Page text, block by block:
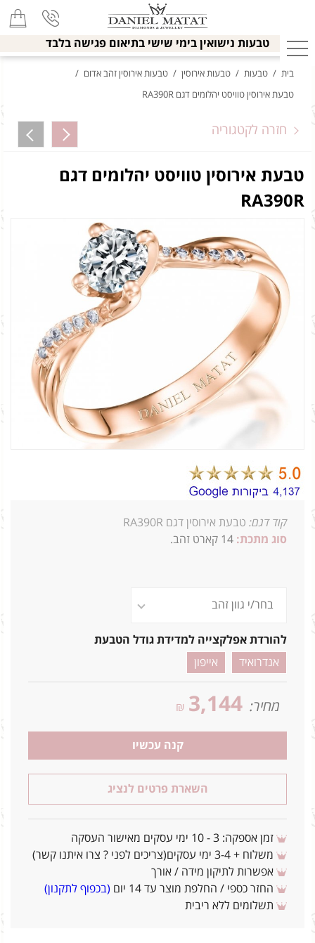
טבעות נישואין בימי שישי בתיאום פגישה בלבד
בית / טבעות / טבעות אירוסין / טבעות אירוסין זהב אדום /
טבעת אירוסין טוויסט יהלומים דגם RA390R
חזרה לקטגוריה
טבעת אירוסין טוויסט יהלומים דגם
RA390R
קוד דגם: טבעת אירוסין דגם RA390R
סוג מתכת: 14 קארט זהב.
להורדת אפלקצייה למדידת גודל הטבעת
אנדרואיד
אייפון
מחיר: 3,144
₪
קנה עכשיו
השארת פרטים לנציג
זמן אספקה: 3 - 10 ימי עסקים מאישור העסקה
משלוח + 3-4 ימי עסקים(צריכים לפני ? צרו איתנו קשר)
אפשרות לתיקון מידה / אורך
החזר כספי / החלפת מוצר עד 14 יום
(בכפוף לתקנון)
תשלומים ללא ריבית